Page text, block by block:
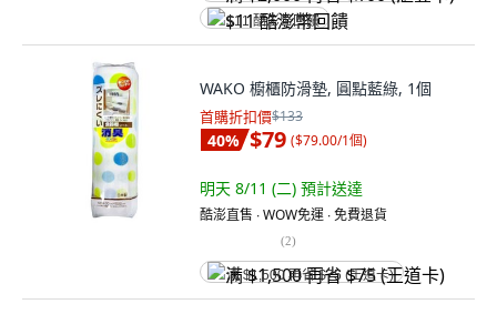
$11 酷澎幣回饋
WAKO 櫥櫃防滑墊, 圓點藍綠, 1個
首購折扣價$133
40% $79 ($79.00/1個)
明天 8/11 (二) 預計送達
酷澎直售 ∙ WOW免運 ∙ 免費退貨
(2)
满 $1,500 再省 $75 (王道卡)